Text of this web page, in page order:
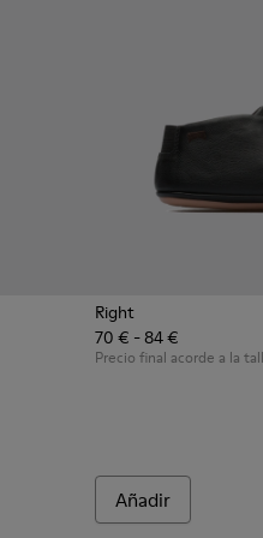
Right
70 € - 84 €
Precio final acorde a la
Añadir